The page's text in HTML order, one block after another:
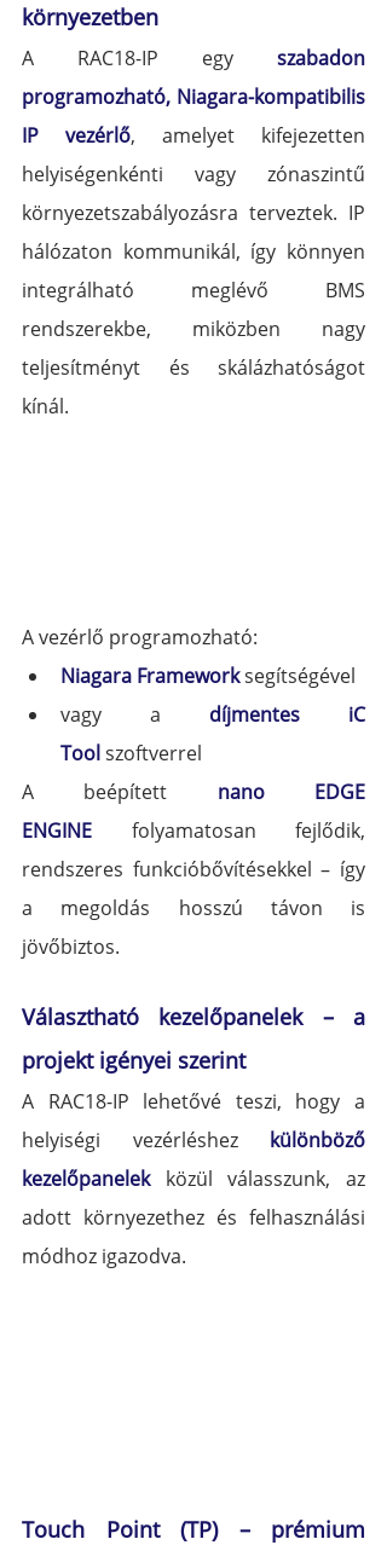
környezetben
A RAC18-IP egy szabadon
programozható, Niagara-kompatibilis
IP vezérlő, amelyet kifejezetten
helyiségenkénti vagy zónaszintű
környezetszabályozásra terveztek. IP
hálózaton kommunikál, így könnyen
integrálható meglévő BMS
rendszerekbe, miközben nagy
teljesítményt és skálázhatóságot
kínál.
A vezérlő programozható:
Niagara Framework segítségével
vagy a díjmentes iC
Toolszoftverrel
A beépített nano EDGE
ENGINE folyamatosan fejlődik,
rendszeres funkcióbővítésekkel – így
a megoldás hosszú távon is
jövőbiztos.
Választható kezelőpanelek – a
projekt igényei szerint
A RAC18-IP lehetővé teszi, hogy a
helyiségi vezérléshez különböző
kezelőpanelek közül válasszunk, az
adott környezethez és felhasználási
módhoz igazodva.
Touch Point (TP) – prémium